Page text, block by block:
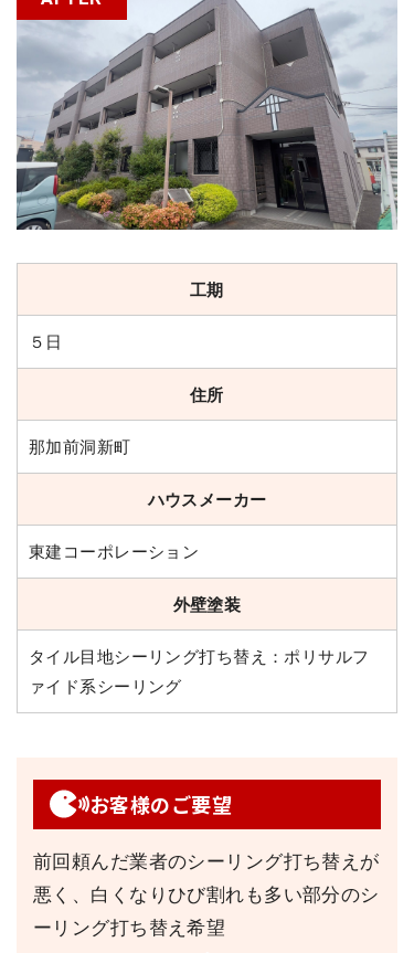
工期
５日
住所
那加前洞新町
ハウスメーカー
東建コーポレーション
外壁塗装
タイル目地シーリング打ち替え：ポリサルフ
ァイド系シーリング
お客様のご要望
前回頼んだ業者のシーリング打ち替えが
悪く、白くなりひび割れも多い部分のシ
ーリング打ち替え希望